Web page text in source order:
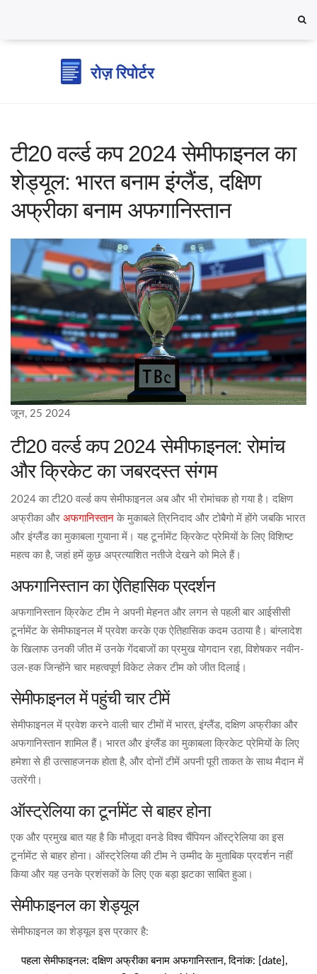
टी20 वर्ल्ड कप 2024 सेमीफाइनल का
शेड्यूल: भारत बनाम इंग्लैंड, दक्षिण
अफ्रीका बनाम अफगानिस्तान
जून, 25 2024
टी20 वर्ल्ड कप 2024 सेमीफाइनल: रोमांच
और क्रिकेट का जबरदस्त संगम
2024 का टी20 वर्ल्ड कप सेमीफाइनल अब और भी रोमांचक हो गया है। दक्षिण
अफ्रीका और अफगानिस्तान के मुकाबले त्रिनिदाद और टोबैगो में होंगे जबकि भारत
और इंग्लैंड का मुकाबला गुयाना में। यह टूर्नामेंट क्रिकेट प्रेमियों के लिए विशिष्ट
महत्व का है, जहां हमें कुछ अप्रत्याशित नतीजे देखने को मिले हैं।
अफगानिस्तान का ऐतिहासिक प्रदर्शन
अफगानिस्तान क्रिकेट टीम ने अपनी मेहनत और लगन से पहली बार आईसीसी
टूर्नामेंट के सेमीफाइनल में प्रवेश करके एक ऐतिहासिक कदम उठाया है। बांग्लादेश
के खिलाफ उनकी जीत में उनके गेंदबाजों का प्रमुख योगदान रहा, विशेषकर नवीन-
उल-हक जिन्होंने चार महत्वपूर्ण विकेट लेकर टीम को जीत दिलाई।
सेमीफाइनल में पहुंची चार टीमें
सेमीफाइनल में प्रवेश करने वाली चार टीमों में भारत, इंग्लैंड, दक्षिण अफ्रीका और
अफगानिस्तान शामिल हैं। भारत और इंग्लैंड का मुकाबला क्रिकेट प्रेमियों के लिए
हमेशा से ही उत्साहजनक होता है, और दोनों टीमें अपनी पूरी ताकत के साथ मैदान में
उतरेंगी।
ऑस्ट्रेलिया का टूर्नामेंट से बाहर होना
एक और प्रमुख बात यह है कि मौजूदा वनडे विश्व चैंपियन ऑस्ट्रेलिया का इस
टूर्नामेंट से बाहर होना। ऑस्ट्रेलिया की टीम ने उम्मीद के मुताबिक प्रदर्शन नहीं
किया और यह उनके प्रशंसकों के लिए एक बड़ा झटका साबित हुआ।
सेमीफाइनल का शेड्यूल
सेमीफाइनल का शेड्यूल इस प्रकार है:
पहला सेमीफाइनल: दक्षिण अफ्रीका बनाम अफगानिस्तान, दिनांक: [date],